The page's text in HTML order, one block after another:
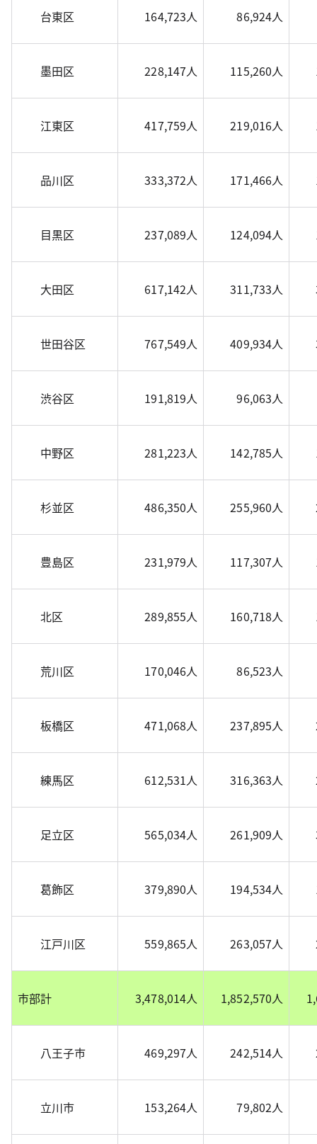
台東区 164,723人 86,924人
墨田区 228,147人 115,260人
江東区 417,759人 219,016人
品川区 333,372人 171,466人
目黒区 237,089人 124,094人
大田区 617,142人 311,733人
世田谷区 767,549人 409,934人
渋谷区 191,819人 96,063人
中野区 281,223人 142,785人
杉並区 486,350人 255,960人
豊島区 231,979人 117,307人
北区 289,855人 160,718人
荒川区 170,046人 86,523人
板橋区 471,068人 237,895人
練馬区 612,531人 316,363人
足立区 565,034人 261,909人
葛飾区 379,890人 194,534人
江戸川区 559,865人 263,057人
市部計 3,478,014人 1,852,570人
八王子市 469,297人 242,514人
立川市 153,264人 79,802人